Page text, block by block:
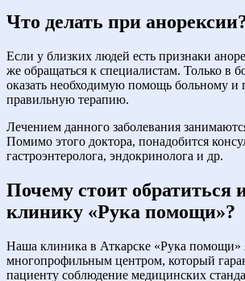
Что делать при
Если у близких людей есть признаки
же обращаться к специалистам. Только в
оказать необходимую помощь больному и
правильную терапию.
Лечением данного заболевания
Помимо этого доктора, понадобится
гастроэнтеролога, эндокринолога и др.
Почему стоит обратиться
клинику «Рука помощи»?
Наша клиника в Аткарске «Рука помощи»
многопрофильным центром, который
пациенту соблюдение медицинских